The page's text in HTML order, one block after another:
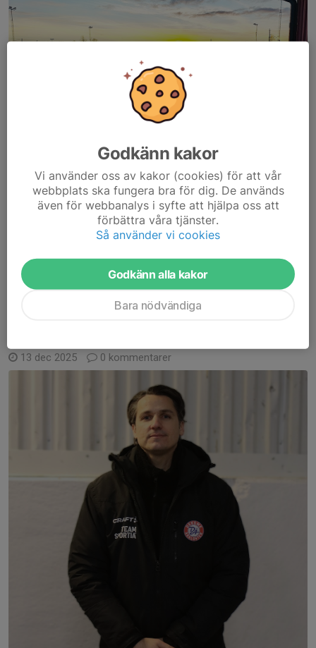
Träningsmatchen som skulle spelas mot Kinna IF på söndag
Läs mer
Ny tränare klar – Välkommen Damir
13 dec 2025 0 kommentarer
Godkänn kakor
Vi använder oss av kakor (cookies) för att vår
webbplats ska fungera bra för dig. De används
även för webbanalys i syfte att hjälpa oss att
förbättra våra tjänster.
Så använder vi cookies
Godkänn alla kakor
Bara nödvändiga